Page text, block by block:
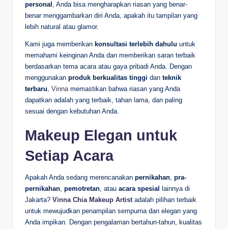
personal , Anda bisa mengharapkan riasan yang benar-
benar menggambarkan diri Anda, apakah itu tampilan yang
lebih natural atau glamor.
Kami juga memberikan konsultasi terlebih dahulu untuk
memahami keinginan Anda dan memberikan saran terbaik
berdasarkan tema acara atau gaya pribadi Anda. Dengan
menggunakan produk berkualitas tinggi dan teknik
terbaru, Vinnamemastikan bahwa riasan yang Anda
dapatkan adalah yang terbaik, tahan lama, dan paling
sesuai dengan kebutuhan Anda.
Makeup Elegan untuk
Setiap Acara
Apakah Anda sedang merencanakan pernikahan, pra-
pernikahan, pemotretan, atau acara spesial
lainnya di
Jakarta? Vinna Chia Makeup Artistadalah pilihan terbaik
untuk mewujudkan penampilan sempurna dan elegan yang
Anda impikan. Dengan pengalaman bertahun-tahun, kualitas